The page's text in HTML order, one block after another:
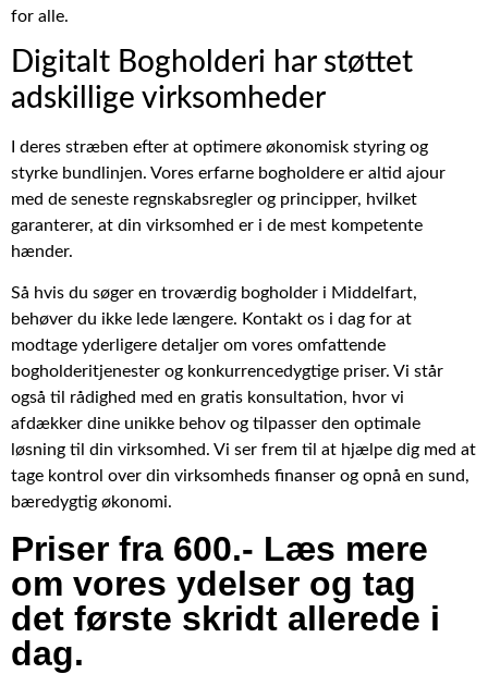
for alle.
Digitalt Bogholderi har støttet
adskillige virksomheder
I deres stræben efter at optimere økonomisk styring og
styrke bundlinjen. Vores erfarne bogholdere er altid ajour
med de seneste regnskabsregler og principper, hvilket
garanterer, at din virksomhed er i de mest kompetente
hænder.
Så hvis du søger en troværdig bogholder i Middelfart,
behøver du ikke lede længere. Kontakt os i dag for at
modtage yderligere detaljer om vores omfattende
bogholderitjenester og konkurrencedygtige priser. Vi står
også til rådighed med en gratis konsultation, hvor vi
afdækker dine unikke behov og tilpasser den optimale
løsning til din virksomhed. Vi ser frem til at hjælpe dig med at
tage kontrol over din virksomheds finanser og opnå en sund,
bæredygtig økonomi.
Priser fra 600.- Læs mere
om vores ydelser og tag
det første skridt allerede i
dag.